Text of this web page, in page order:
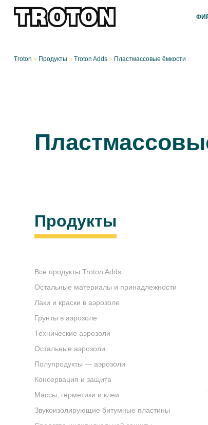
Troton » Продукты » Troton Adds» Пластмассовые ёмкости
Продукты
Все продукты Troton Adds
Остальные материалы и принадлежности
Лаки и краски в аэрозоле
Грунты в аэрозоле
Технические аэрозоли
Остальные аэрозоли
Полупродукты — аэрозоли
Консервация и защита
Массы, герметики и клеи
Звукоизолирующие битумные пластины